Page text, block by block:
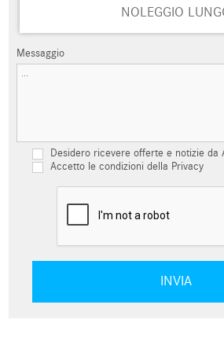
NOLEGGIO
Messaggio
Desidero ricevere offerte e notizie da
Accetto le condizioni della Privacy